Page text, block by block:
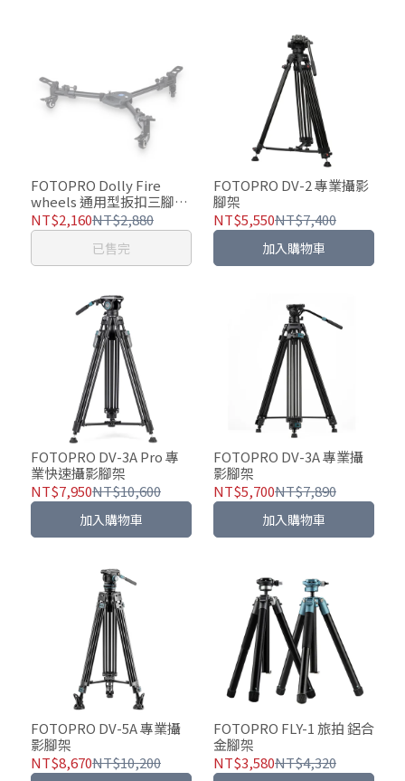
FOTOPRO Dolly Fire
wheels 通用型扳扣三腳架
滑輪座
NT$2,160NT$2,880
已售完
FOTOPRO DV-2 專業攝影
腳架
NT$5,550NT$7,400
加入購物車
FOTOPRO DV-3A Pro 專
業快速攝影腳架
NT$7,950NT$10,600
加入購物車
FOTOPRO DV-3A 專業攝
影腳架
NT$5,700NT$7,890
加入購物車
FOTOPRO DV-5A 專業攝
影腳架
NT$8,670NT$10,200
FOTOPRO FLY-1 旅拍 鋁合
金腳架
NT$3,580NT$4,320